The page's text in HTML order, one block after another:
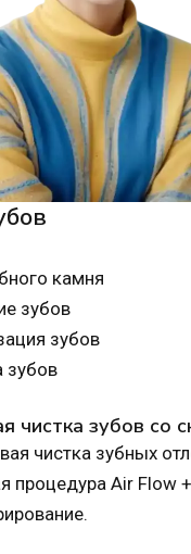
камня
зубов
зубов
зубов
чистка зубов со
чистка зубных
процедура Air Flow